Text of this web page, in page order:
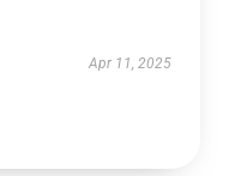
Apr 11, 2025